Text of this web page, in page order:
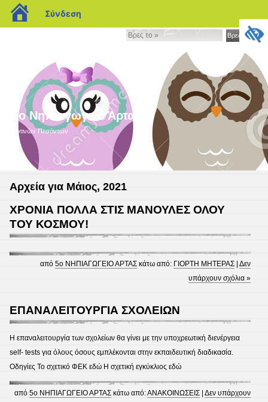
Βρες
Βρες το »
5ο Νηπιαγωγείο Άρτας
Αρτινών Πεσόντων
Αρχεία για Μάιος, 2021
ΧΡΟΝΙΑ ΠΟΛΛΑ ΣΤΙΣ ΜΑΝΟΥΛΕΣ ΟΛΟΥ
ΤΟΥ ΚΟΣΜΟΥ!
από5ο ΝΗΠΙΑΓΩΓΕΙΟ ΑΡΤΑΣ κάτω από: ΓΙΟΡΤΗ ΜΗΤΕΡΑΣ |Δεν
υπάρχουν σχόλια »
ΕΠΑΝΑΛΕΙΤΟΥΡΓΙΑ ΣΧΟΛΕΙΩΝ
Η επαναλειτουργία των σχολείων θα γίνει με την υποχρεωτική διενέργεια
self- tests για όλους όσους εμπλέκονται στην εκπαιδευτική διαδικασία.
Οδηγίες Το σχετικό ΦΕΚ εδώ Η σχετική εγκύκλιος εδώ
από5ο ΝΗΠΙΑΓΩΓΕΙΟ ΑΡΤΑΣ κάτω από:ΑΝΑΚΟΙΝΩΣΕΙΣ |Δεν υπάρχουν
blogs.sch.gr
Σύνδεση